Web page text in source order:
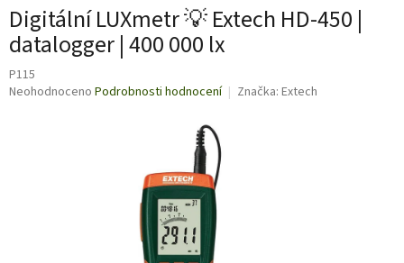
Digitální LUXmetr 💡 Extech HD-450 |
datalogger | 400 000 lx
P115
Průměrné
Neohodnoceno Podrobnosti hodnocení Značka: Extech